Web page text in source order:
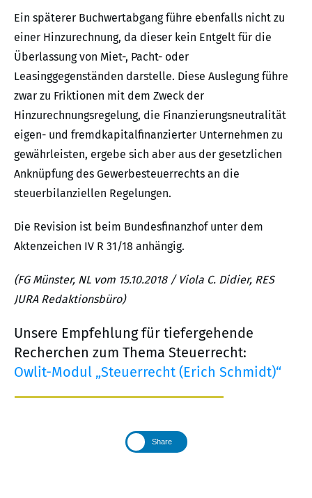
Ein späterer Buchwertabgang führe ebenfalls nicht zu
einer Hinzurechnung, da dieser kein Entgelt für die
Überlassung von Miet-, Pacht- oder
Leasinggegenständen darstelle. Diese Auslegung führe
zwar zu Friktionen mit dem Zweck der
Hinzurechnungsregelung, die Finanzierungsneutralität
eigen- und fremdkapitalfinanzierter Unternehmen zu
gewährleisten, ergebe sich aber aus der gesetzlichen
Anknüpfung des Gewerbesteuerrechts an die
steuerbilanziellen Regelungen.
Die Revision ist beim Bundesfinanzhof unter dem
Aktenzeichen IV R 31/18 anhängig.
(FG Münster, NL vom 15.10.2018 / Viola C. Didier, RES
JURA Redaktionsbüro)
Unsere Empfehlung für tiefergehende
Recherchen zum Thema Steuerrecht:
Owlit-Modul „Steuerrecht (Erich Schmidt)“
Share